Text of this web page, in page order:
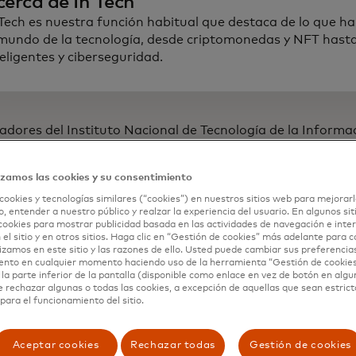
Tech es nuestra función habitual que destaca de lo que
de la tecnología, desde criptomonedas y NFT
y ciberseguridad.
del Instituto Nacional de Tecnología de la
en Japón, la Universidad de Aston en el Reino
Unidos batieron récords de transmisión de datos,
de 402 terabits por segundo empleando fibra
un terabit es una unidad de medida para 1
el contexto, a esta velocidad, se podrían
de alta definición en solo un segundo. Este avance
comunicación globales y mejorar los servicios de datos
de comunicaciones casi instantáneas está
están compuestas por fibras ópticas, cada una con
que transmiten datos mediante luz a largas distancias y
las cookies y su consentimiento
y tecnologías similares (“cookies”) en nuestros sitios web para
entender a nuestro público y realzar la experiencia del usuario. En algunos
para mostrar publicidad basada en las actividades de navegación e
el sitio y en otros sitios. Haga clic en “Gestión de cookies” más adelante para
en este sitio y las razones de ello. Usted puede cambiar sus
en cualquier momento haciendo uso de la herramienta “Gestión de
la parte inferior de la pantalla (disponible como enlace en vez de botón en
rechazar algunas o todas las cookies, a excepción de aquellas que sean
el funcionamiento del sitio.
Aceptar cookies Rechazar todas Gestión de cookies